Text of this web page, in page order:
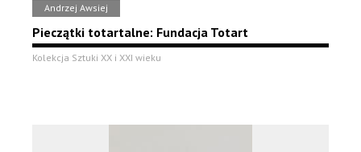
Andrzej Awsiej
Pieczątki totartalne: Fundacja Totart
Kolekcja Sztuki XX i XXI wieku